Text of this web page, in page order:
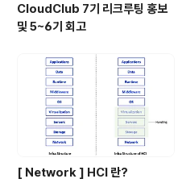
CloudClub 7기 리크루팅 홍보
및 5~6기 회고
[ Network ] HCI 란?